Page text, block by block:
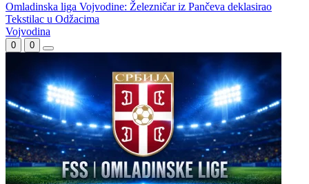
Omladinska liga Vojvodine: Železničar iz Pančeva deklasirao
Tekstilac u Odžacima
Vojvodina
0 0